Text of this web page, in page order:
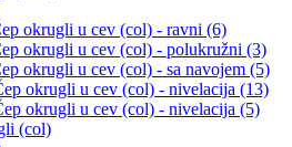
okrugli u cev (col) - ravni (6)
okrugli u cev (col) - polukružni (3)
okrugli u cev (col) - sa navojem (5)
okrugli u cev (col) - nivelacija (13)
okrugli u cev (col) - nivelacija (5)
(col)